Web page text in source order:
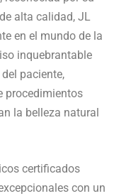
alta calidad, JL
en el mundo de la
inquebrantable
paciente,
procedimientos
la belleza natural
certificados
con un